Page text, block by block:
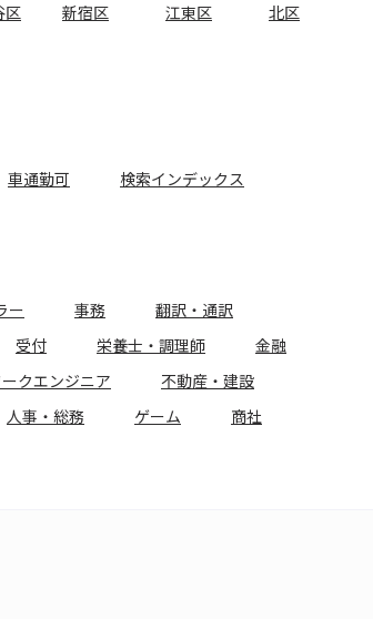
区 新宿区 江東区
北区
車通勤可 検索インデックス
ー 事務
翻訳・通訳
受付 栄養士・調理師
金融
クエンジニア
不動産・建設
人事・総務 ゲーム
商社